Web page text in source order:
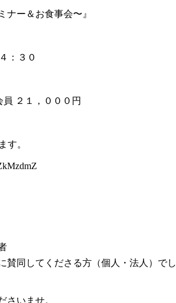
ナー＆お食事会〜』
：３０
２１，０００円
す。
同してくださる方（個人・法人）でし
さいませ。